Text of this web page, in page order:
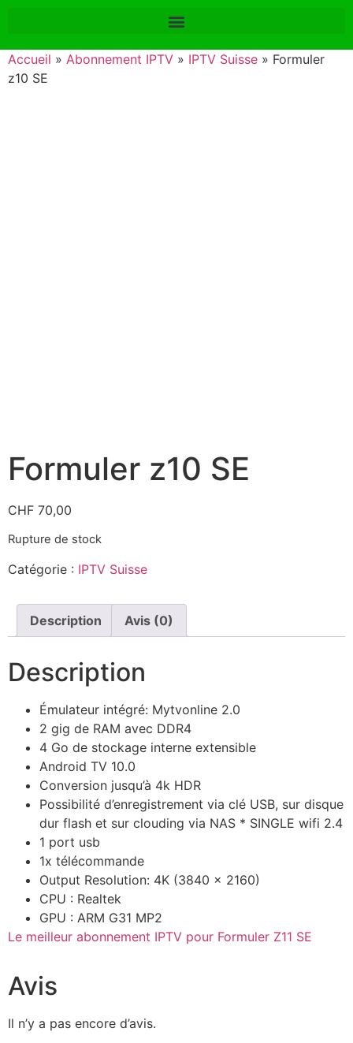
Accueil » Abonnement IPTV » IPTV Suisse » Formuler
z10 SE
Formuler z10 SE
CHF 70,00
Rupture de stock
Catégorie : IPTV Suisse
Description Avis (0)
Description
Émulateur intégré: Mytvonline 2.0
2 gig de RAM avec DDR4
4 Go de stockage interne extensible
Android TV 10.0
Conversion jusqu’à 4k HDR
Possibilité d’enregistrement via clé USB, sur disque
dur flash et sur clouding via NAS * SINGLE wifi 2.4
1 port usb
1x télécommande
Output Resolution: 4K (3840 x 2160)
CPU : Realtek
GPU : ARM G31 MP2
Le meilleur abonnement IPTV pour Formuler Z11 SE
Avis
Il n’y a pas encore d’avis.